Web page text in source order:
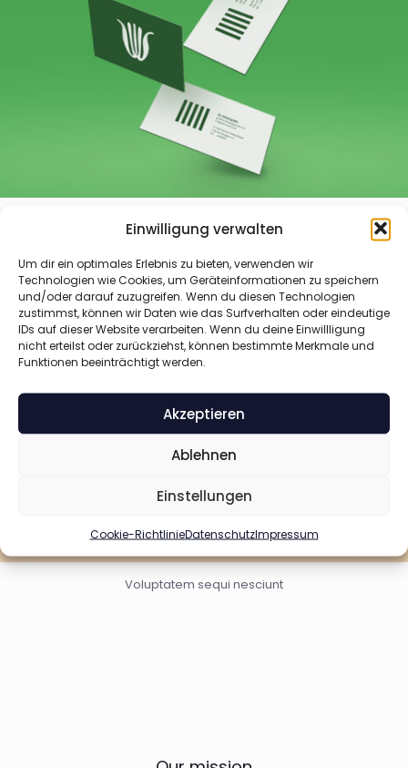
Einwilligung verwalten
Um dir ein optimales Erlebnis zu bieten, verwenden wir
Technologien wie Cookies, um Geräteinformationen zu speichern
und/oder darauf zuzugreifen. Wenn du diesen Technologien
zustimmst, können wir Daten wie das Surfverhalten oder eindeutige
IDs auf dieser Website verarbeiten. Wenn du deine Einwillligung
nicht erteilst oder zurückziehst, können bestimmte Merkmale und
Funktionen beeinträchtigt werden.
Akzeptieren
Ablehnen
Einstellungen
Cookie-RichtlinieDatenschutzImpressum
Excepteur sint occaecat odit
Voluptatem sequi nesciunt